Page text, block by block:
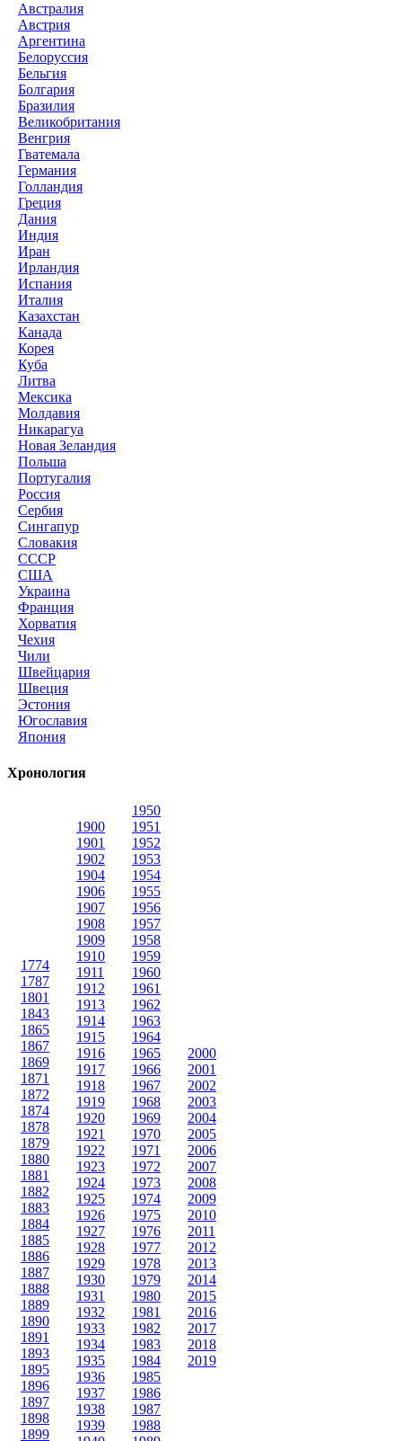
Австралия
Австрия
Аргентина
Белоруссия
Бельгия
Болгария
Бразилия
Великобритания
Венгрия
Гватемала
Германия
Голландия
Греция
Дания
Индия
Иран
Ирландия
Испания
Италия
Казахстан
Канада
Корея
Куба
Литва
Мексика
Молдавия
Никарагуа
Новая Зеландия
Польша
Португалия
Россия
Сербия
Сингапур
Словакия
СССР
США
Украина
Франция
Хорватия
Чехия
Чили
Швейцария
Швеция
Эстония
Югославия
Япония
Хронология
1774
1787
1801
1843
1865
1867
1869
1871
1872
1874
1878
1879
1880
1881
1882
1883
1884
1885
1886
1887
1888
1889
1890
1891
1893
1895
1896
1897
1898
1899
1900
1901
1902
1904
1906
1907
1908
1909
1910
1911
1912
1913
1914
1915
1916
1917
1918
1919
1920
1921
1922
1923
1924
1925
1926
1927
1928
1929
1930
1931
1932
1933
1934
1935
1936
1937
1938
1939
1950
1951
1952
1953
1954
1955
1956
1957
1958
1959
1960
1961
1962
1963
1964
1965
1966
1967
1968
1969
1970
1971
1972
1973
1974
1975
1976
1977
1978
1979
1980
1981
1982
1983
1984
1985
1986
1987
1988
2000
2001
2002
2003
2004
2005
2006
2007
2008
2009
2010
2011
2012
2013
2014
2015
2016
2017
2018
2019